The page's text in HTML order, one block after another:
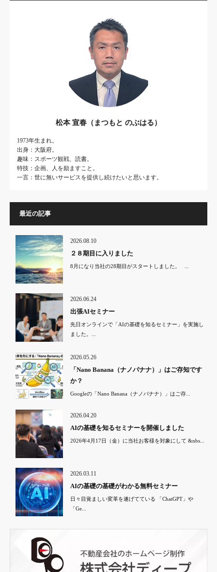
松本 宣春（まつもと のぶはる）
1973年生まれ。
出身：大阪府。
趣味：スポーツ観戦、読書。
特技：企画、人を励ますこと。
一言：世に無いサービスを提供し続けたいと思います。
最近の記事
2026.08.10
２８期目に入りました
8月になり当社の28期目がスタートしました。 ...
2026.06.24
出張AIセミナー
先日オンラインで「AIの基礎を知るセミナー」を実施し
ました。...
2026.05.26
「Nano Banana（ナノバナナ）」はご存知です
か？
Googleの「Nano Banana（ナノバナナ）」はご存...
2026.04.20
AIの基礎を知るセミナーを開催しました
2026年4月17日（金）に当社お客様を対象にして &nbs...
2026.03.11
AIの基礎の基礎がわかる無料セミナー
日々目覚ましい変革を遂げてている 「ChatGPT」や
「Ge...